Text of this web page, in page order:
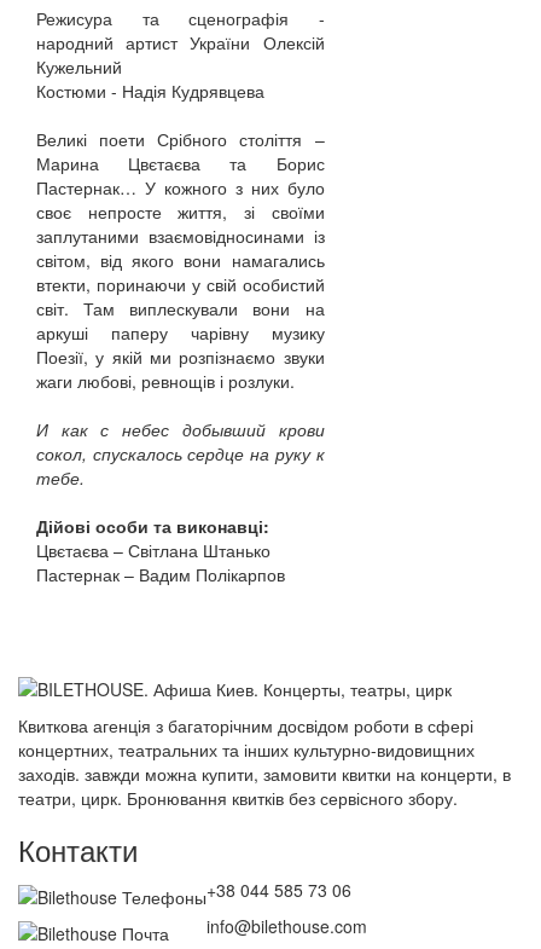
Режисура та сценографія -
народний артист України Олексій
Кужельний
Костюми - Надія Кудрявцева
Великі поети Срібного століття –
Марина Цвєтаєва та Борис
Пастернак… У кожного з них було
своє непросте життя, зі своїми
заплутаними взаємовідносинами із
світом, від якого вони намагались
втекти, поринаючи у свій особистий
світ. Там виплескували вони на
аркуші паперу чарівну музику
Поезії, у якій ми розпізнаємо звуки
жаги любові, ревнощів і розлуки.
И как с небес добывший крови
сокол, спускалось сердце на руку к
тебе.
Дійові особи та виконавці:
Цвєтаєва – Світлана Штанько
Пастернак – Вадим Полікарпов
Квиткова агенція з багаторічним досвідом роботи в сфері
концертних, театральних та інших культурно-видовищних
заходів. завжди можна купити, замовити квитки на концерти, в
театри, цирк. Бронювання квитків без сервісного збору.
Контакти
+38 044 585 73 06
info@bilethouse.com